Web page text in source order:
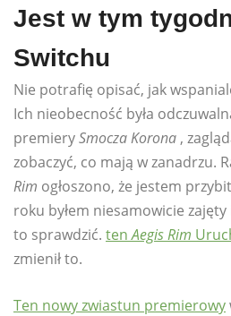
Jest w tym
Switchu
Nie potrafię opisać, jak
Ich nieobecność była
premierySmocza Korona ,
zobaczyć, co mają w zanadrzu.
Rim ogłoszono, że jestem
roku byłem niesamowicie zajęty
to sprawdzić. tenAegis Rim
zmienił to.
Ten nowy zwiastun premierowy